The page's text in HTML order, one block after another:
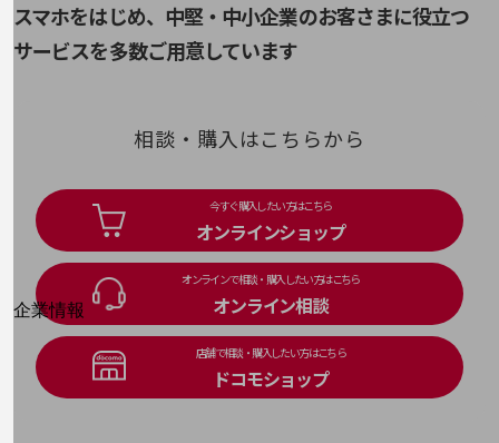
オンラインショップ
モバイル・ICTサービスをオンラインで
サービス・商品を探す
100回線以上のお問い合わせ・お見積りはこちら
別ウィンドウで開きます
企業情報
企業情報TOP
会社案内
会社案内TOP
スマホをはじめ、 中堅・中小企業のお客さまに役立つ
サービスを多数ご用意しています
相談・購入はこちらから
今すぐ購入したい方はこちら
オンラインショップ
オンラインで相談・購入したい方はこちら
オンライン相談
店舗で相談・購入したい方はこちら
ドコモショップ